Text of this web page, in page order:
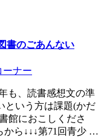
書のごあんない
ーナー
も、読書感想文の準
という方は課題(かだ
館におこしくださ
から↓↓↓第71回青少 …